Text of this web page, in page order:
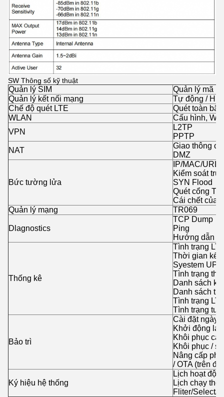
SW Thông số kỹ thuật
Quản lý SIM
Quản lý mã
Quản lý kết nối mạng
Tự động /
Chế độ quét LTE
Quét toàn
WLAN
Cấu hình,
VPN
L2TP
PPTP
NAT
Giao thông
DMZ
Bức tường lửa
IP/MAC/URL
Kiểm soát
SYN Flood
Quét cổng
Cái chết của
Quản lý mạng
TR069
Dlagnostics
TCP Dump
Ping
Hướng dẫn
Thống kê
Tình trạng
Thời gian kết
Syestem UP
Tình trạng
Danh sách
Danh sách
Tình trạng
Tình trạng
Bảo trì
Cài đặt ngày
Khởi động lại
Khôi phục cài
Khôi phục /
Nâng cấp
/ OTA (trên
Ký hiệu hệ thống
Lịch hoạt
Lịch chạy
Fliter/Select/